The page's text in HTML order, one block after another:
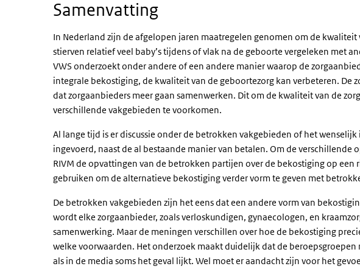
Samenvatting
In Nederland zijn de afgelopen jaren maatregelen genomen om de kwaliteit
stierven relatief veel baby’s tijdens of vlak na de geboorte vergeleken met
VWS onderzoekt onder andere of een andere manier waarop de
integrale bekostiging, de kwaliteit van de geboortezorg kan verbeteren. De
dat zorgaanbieders meer gaan samenwerken. Dit om de kwaliteit van de
verschillende vakgebieden te voorkomen.
Al lange tijd is er discussie onder de betrokken vakgebieden of het
ingevoerd, naast de al bestaande manier van betalen. Om de
RIVM de opvattingen van de betrokken partijen over de bekostiging op een
gebruiken om de alternatieve bekostiging verder vorm te geven met
De betrokken vakgebieden zijn het eens dat een andere vorm van
wordt elke zorgaanbieder, zoals verloskundigen, gynaecologen, en
samenwerking. Maar de meningen verschillen over hoe de bekostiging
welke voorwaarden. Het onderzoek maakt duidelijk dat de
als in de media soms het geval lijkt. Wel moet er aandacht zijn voor het